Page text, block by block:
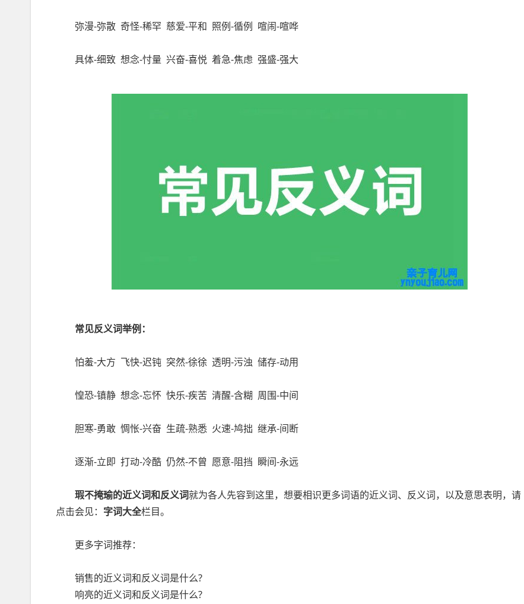
弥漫-弥散 奇怪-稀罕 慈爱-平和 照例-循例 喧闹-喧哗
具体-细致 想念-忖量 兴奋-喜悦 着急-焦虑 强盛-强大
常见反义词举例：
怕羞-大方 飞快-迟钝 突然-徐徐 透明-污浊 储存-动用
惶恐-镇静 想念-忘怀 快乐-疾苦 清醒-含糊 周围-中间
胆寒-勇敢 惆怅-兴奋 生疏-熟悉 火速-鸠拙 继承-间断
逐渐-立即 打动-冷酷 仍然-不曾 愿意-阻挡 瞬间-永远
瑕不掩瑜的近义词和反义词就为各人先容到这里，想要相识更多词语的近义词、反义词，以及意思表明，请
点击会见： 字词大全栏目。
更多字词推荐：
销售的近义词和反义词是什么?
响亮的近义词和反义词是什么?